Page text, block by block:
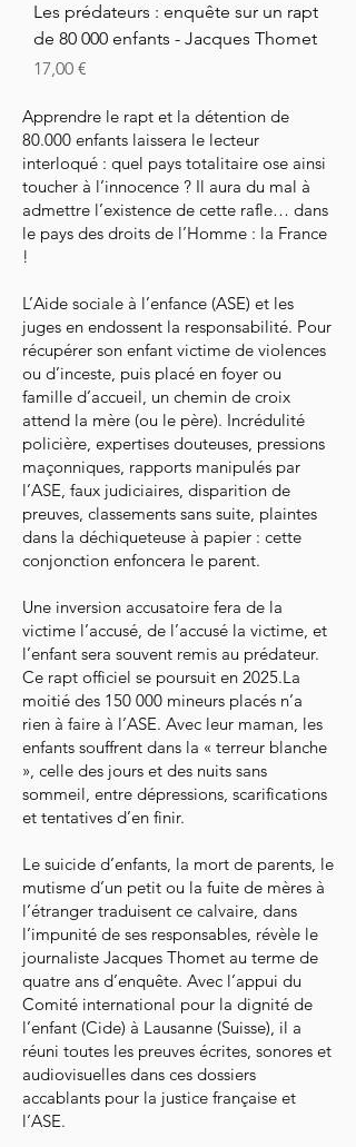
Les prédateurs : enquête sur un rapt
de 80 000 enfants - Jacques Thomet
Prix
17,00 €
Apprendre le rapt et la détention de
80.000 enfants laissera le lecteur
interloqué : quel pays totalitaire ose ainsi
toucher à l’innocence ? Il aura du mal à
admettre l’existence de cette rafle… dans
le pays des droits de l’Homme : la France
!
L’Aide sociale à l’enfance (ASE) et les
juges en endossent la responsabilité. Pour
récupérer son enfant victime de violences
ou d’inceste, puis placé en foyer ou
famille d’accueil, un chemin de croix
attend la mère (ou le père). Incrédulité
policière, expertises douteuses, pressions
maçonniques, rapports manipulés par
l’ASE, faux judiciaires, disparition de
preuves, classements sans suite, plaintes
dans la déchiqueteuse à papier : cette
conjonction enfoncera le parent.
Une inversion accusatoire fera de la
victime l’accusé, de l’accusé la victime, et
l’enfant sera souvent remis au prédateur.
Ce rapt officiel se poursuit en 2025.La
moitié des 150 000 mineurs placés n’a
rien à faire à l’ASE. Avec leur maman, les
enfants souffrent dans la « terreur blanche
», celle des jours et des nuits sans
sommeil, entre dépressions, scarifications
et tentatives d’en finir.
Le suicide d’enfants, la mort de parents, le
mutisme d’un petit ou la fuite de mères à
l’étranger traduisent ce calvaire, dans
l’impunité de ses responsables, révèle le
journaliste Jacques Thomet au terme de
quatre ans d’enquête. Avec l’appui du
Comité international pour la dignité de
l’enfant (Cide) à Lausanne (Suisse), il a
réuni toutes les preuves écrites, sonores et
audiovisuelles dans ces dossiers
accablants pour la justice française et
l’ASE.